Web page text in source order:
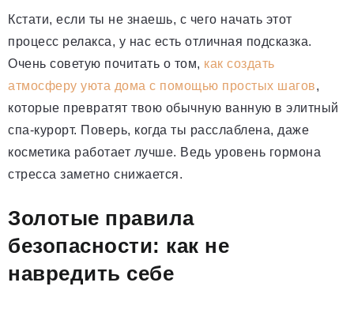
Кстати, если ты не знаешь, с чего начать этот
процесс релакса, у нас есть отличная подсказка.
Очень советую почитать о том, как создать
атмосферу уюта дома с помощью простых шагов,
которые превратят твою обычную ванную в элитный
спа-курорт. Поверь, когда ты расслаблена, даже
косметика работает лучше. Ведь уровень гормона
стресса заметно снижается.
Золотые правила
безопасности: как не
навредить себе